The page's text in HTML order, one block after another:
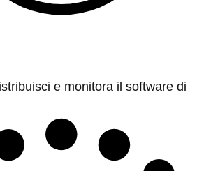
e monitora il software di